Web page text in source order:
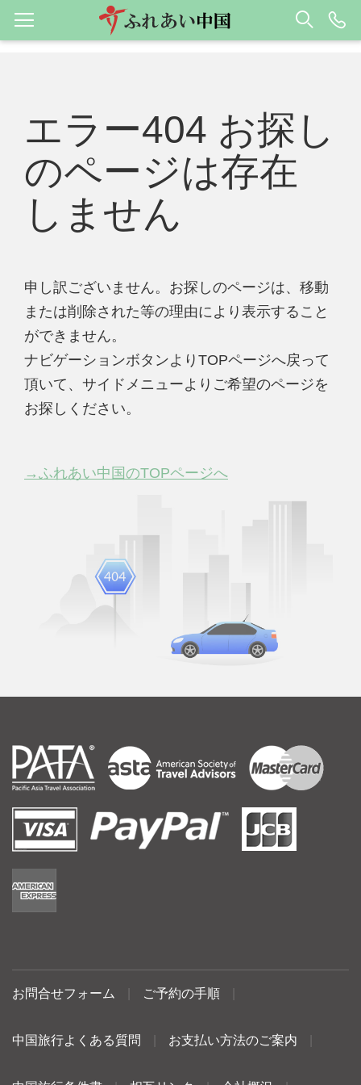
エラー404 お探し
のページは存在
しません
申し訳ございません。お探しのページは、移動
または削除された等の理由により表示すること
ができません。
ナビゲーションボタンよりTOPページへ戻って
頂いて、サイドメニューよりご希望のページを
お探しください。
→ふれあい中国のTOPページへ
お問合せフォーム ご予約の手順
中国旅行よくある質問 お支払い方法のご案内